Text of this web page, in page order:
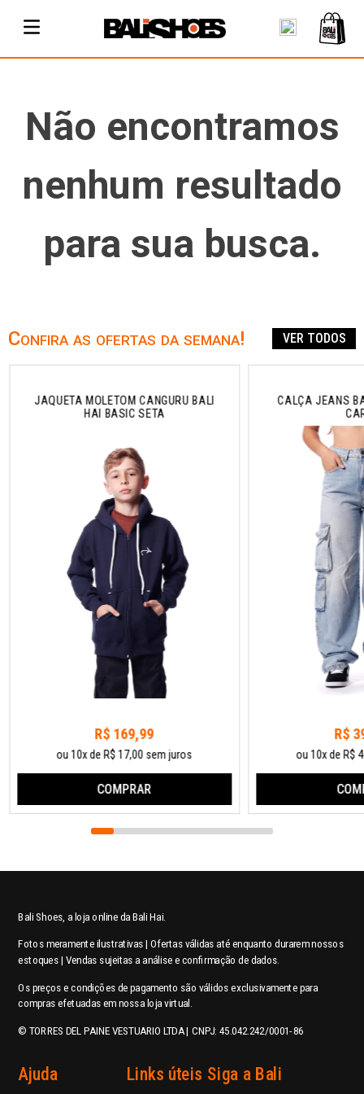
Não encontramos
nenhum resultado
para sua busca.
Confira as ofertas da semana! VER TODOS
JAQUETA MOLETOM CANGURU BALI
HAI BASIC SETA
R$ 169,99
ou 10x de R$ 17,00 sem juros
COMPRAR
CALÇA JEANS
R$
ou 10x de R$
Bali Shoes, a loja online da Bali Hai.
Fotos meramente ilustrativas | Ofertas válidas até enquanto durarem nossos
estoques | Vendas sujeitas a análise e confirmação de dados.
Os preços e condições de pagamento são válidos exclusivamente para
compras efetuadas em nossa loja virtual.
© TORRES DEL PAINE VESTUARIO LTDA | CNPJ: 45.042.242/0001-86
Ajuda Links úteis Siga a Bali